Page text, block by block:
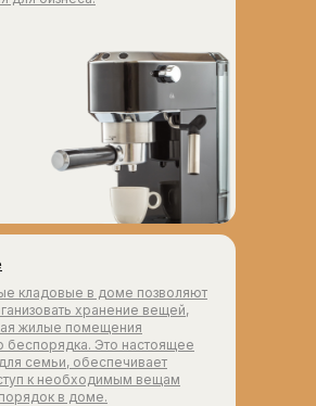
кладовые в доме позволяют
хранение вещей,
жилые помещения
беспорядка. Это настоящее
семьи, обеспечивает
к необходимым вещам
в доме.